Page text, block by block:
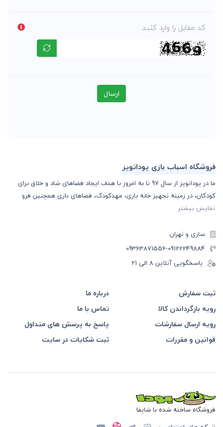
کد مقابل را وارد کنید
ارسال
فروشگاه اسباب بازی یوداتویز
ما در یوداتویز از سال 97 تا به امروز با هدف ایجاد فضاهای شاد و خلاق برای
کودکان، در زمینه تجهیز خانه بازی، مهدکودک، فضاهای بازی همچنین فرو
نمایش بیشتر
ساری و تهران
09122249884
-09363871556
پاسخگویی آنلاین 8 الی 21
ثبت سفارش
درباره ما
رویه بازگرداندن کالا
تماس با ما
رویه ارسال سفارشات
پاسخ به پرسش های متداول
قوانین و مقررات
ثبت شکایات در سایت
فروشگاه ساخته شده با شاپفا